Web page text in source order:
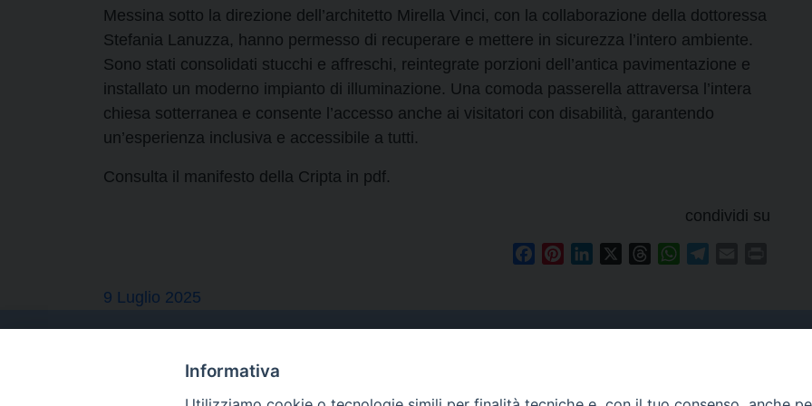
Messina sotto la direzione dell’architetto Mirella Vinci, con la collaborazione della dottoressa
Stefania Lanuzza, hanno permesso di recuperare e mettere in sicurezza l’intero ambiente.
Sono stati consolidati stucchi e affreschi, reintegrate porzioni dell’antica pavimentazione e
installato un moderno impianto di illuminazione. Una comoda passerella attraversa l’intera
chiesa sotterranea e consente l’accesso anche ai visitatori con disabilità, garantendo
un’esperienza inclusiva e accessibile a tutti.
Consulta il manifesto della Cripta in pdf.
condividi su
FacebookPinterestLinkedIn ThreadsWhatsApp
9 Luglio 2025
Informativa